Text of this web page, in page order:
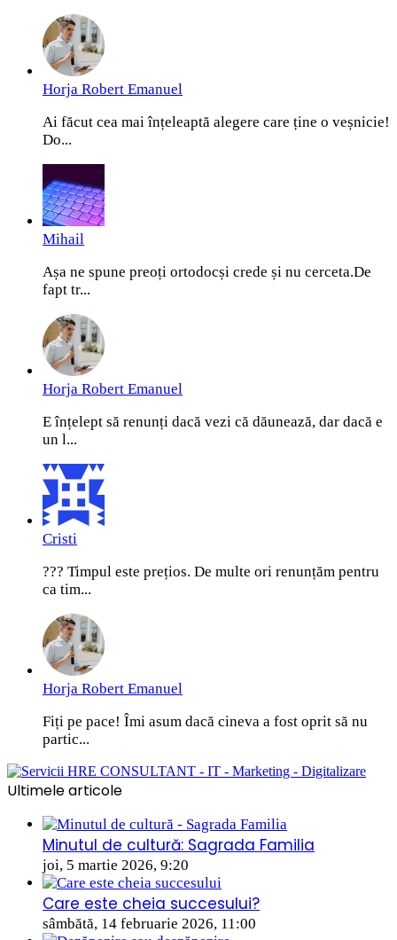
Horja Robert Emanuel
Ai făcut cea mai înțeleaptă alegere care ține o veșnicie!
Do...
Mihail
Așa ne spune preoți ortodocși crede și nu cerceta.De
fapt tr...
Horja Robert Emanuel
E înțelept să renunți dacă vezi că dăunează, dar dacă e
un l...
Cristi
??? Timpul este prețios. De multe ori renunțăm pentru
ca tim...
Horja Robert Emanuel
Fiți pe pace! Îmi asum dacă cineva a fost oprit să nu
partic...
Ultimele articole
Minutul de cultură: Sagrada Familia
joi, 5 martie 2026, 9:20
Care este cheia succesului?
sâmbătă, 14 februarie 2026, 11:00